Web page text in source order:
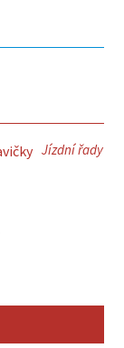
Jízdní řady